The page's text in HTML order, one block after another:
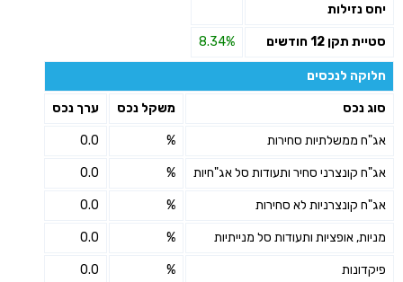
יחס נזילות
סטיית תקן 12 חודשים 8.34%
חלוקה לנכסים
סוג נכס משקל נכס ערך נכס
אג"ח ממשלתיות סחירות %
0.0
אג"ח קונצרני סחיר ותעודות סל אג"חיות %
0.0
אג"ח קונצרניות לא סחירות %
0.0
מניות, אופציות ותעודות סל מנייתיות %
0.0
פיקדונות %
0.0